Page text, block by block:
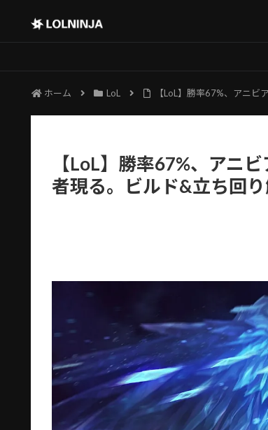
ホーム LoL 【LoL】勝率67%、アニ
【LoL】勝率67%、アニ
者現る。ビルド&立ち回